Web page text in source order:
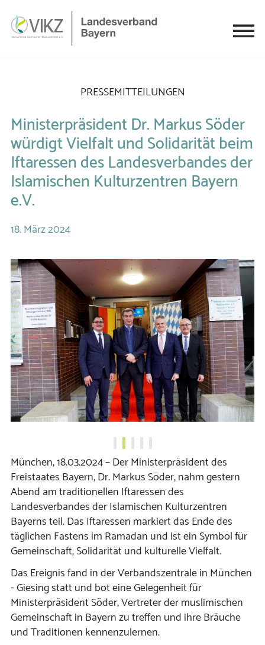
PRESSEMITTEILUNGEN
Ministerpräsident Dr. Markus Söder
würdigt Vielfalt und Solidarität beim
Iftaressen des Landesverbandes der
Islamischen Kulturzentren Bayern
e.V.
18.März2024
München, 18.03.2024 – Der Ministerpräsident des
Freistaates Bayern, Dr. Markus Söder, nahm gestern
Abend am traditionellen Iftaressen des
Landesverbandes der Islamischen Kulturzentren
Bayerns teil. Das Iftaressen markiert das Ende des
täglichen Fastens im Ramadan und ist ein Symbol für
Gemeinschaft, Solidarität und kulturelle Vielfalt.
Das Ereignis fand in der Verbandszentrale in München
- Giesing statt und bot eine Gelegenheit für
Ministerpräsident Söder, Vertreter der muslimischen
Gemeinschaft in Bayern zu treffen und ihre Bräuche
und Traditionen kennenzulernen.